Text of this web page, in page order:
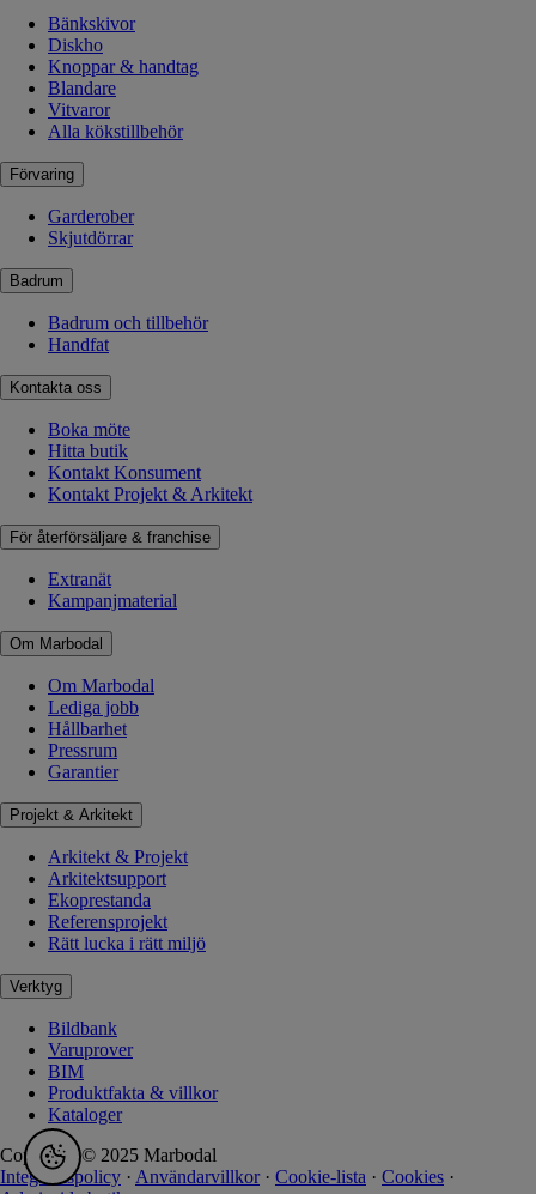
Bänkskivor
Diskho
Knoppar & handtag
Blandare
Vitvaror
Alla kökstillbehör
Förvaring
Garderober
Skjutdörrar
Badrum
Badrum och tillbehör
Handfat
Kontakta oss
Boka möte
Hitta butik
Kontakt Konsument
Kontakt Projekt & Arkitekt
För återförsäljare & franchise
Extranät
Kampanjmaterial
Om Marbodal
Om Marbodal
Lediga jobb
Hållbarhet
Pressrum
Garantier
Projekt & Arkitekt
Arkitekt & Projekt
Arkitektsupport
Ekoprestanda
Referensprojekt
Rätt lucka i rätt miljö
Verktyg
Bildbank
Varuprover
BIM
Produktfakta & villkor
Kataloger
Copyright © 2025 Marbodal
Integritetspolicy · Användarvillkor · Cookie-lista · Cookies ·